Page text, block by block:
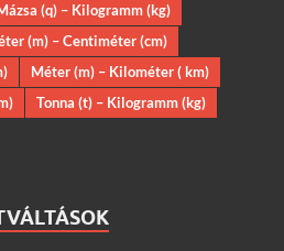
(q) – Kilogramm (kg)
(m) – Centiméter (cm)
Méter (m) – Kilométer ( km)
Tonna (t) – Kilogramm (kg)